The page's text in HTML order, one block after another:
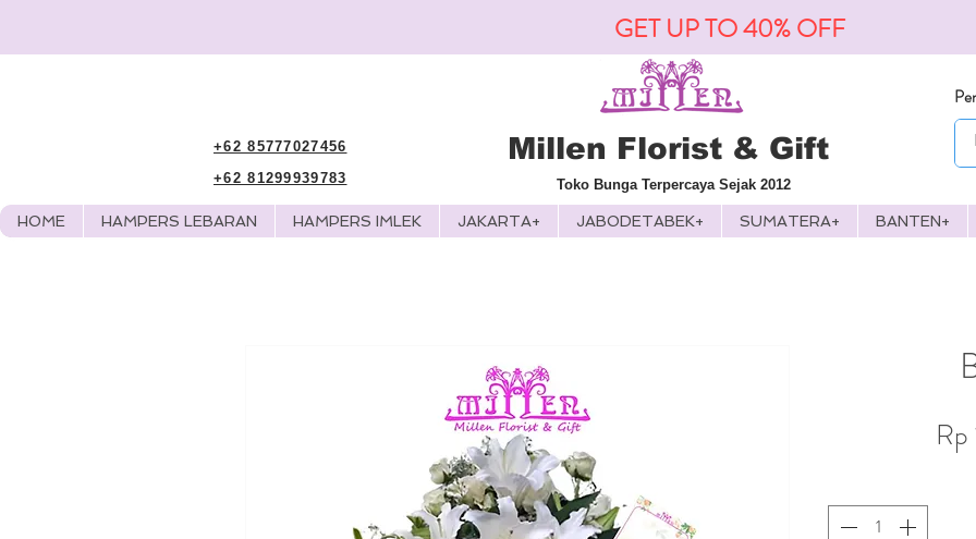
GET UP TO 40% OFF
+62 85777027456
+62 81299939783
Millen Florist & Gift
Toko Bunga Terpercaya Sejak 2012
HOME HAMPERS LEBARAN HAMPERS IMLEK JAKARTA+ JABODETABEK+ SUMATERA+ BANTEN+